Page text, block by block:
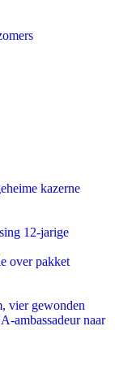
kazerne
12-jarige
over pakket
vier gewonden
ambassadeur naar